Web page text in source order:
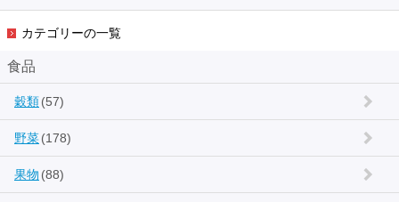
カテゴリーの一覧
食品
穀類(57)
野菜(178)
果物 (88)